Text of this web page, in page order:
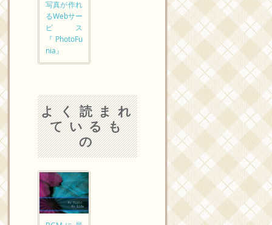
写真が作れ
るWebサー
ビス
『PhotoFu
nia』
よく読まれ
ているも
の